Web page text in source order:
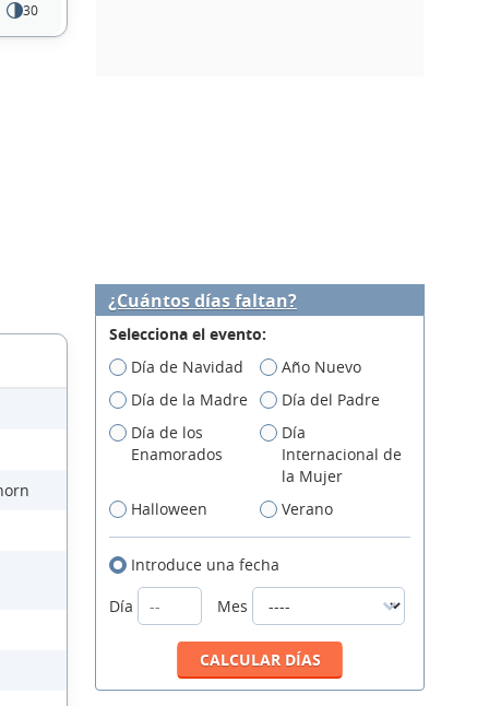
30
¿Cuántos días faltan?
Selecciona el evento:
Día de Navidad
Año Nuevo
Día de la Madre
Día del Padre
Día de los
Enamorados
Día
Internacional de
la Mujer
Halloween
Verano
Introduce una fecha
Día
Mes